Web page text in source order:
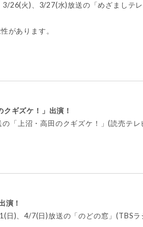
26(火)、3/27(水)放送の「めざましテ
があります。
ギズケ！」出演！
「上沼・高田のクギズケ！」(読売テ
演！
日)、4/7(日)放送の「のどの窓」(TBS